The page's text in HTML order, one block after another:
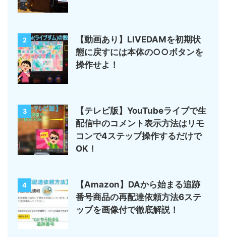
2
【動画あり】LIVEDAMを初期状
態に戻すには本体の○○ボタンを
操作せよ！
3
【テレビ版】YouTubeライブで生
配信中のコメント表示方法はリモ
コンで4ステップ操作するだけで
OK！
4
【Amazon】DAから始まる追跡
番号商品の再配達依頼方法6ステ
ップを画像付で徹底解説！